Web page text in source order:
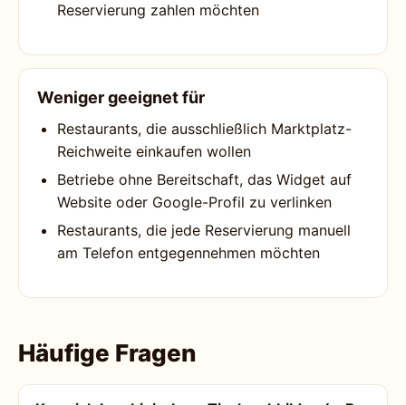
Reservierung zahlen möchten
Weniger geeignet für
Restaurants, die ausschließlich Marktplatz-
Reichweite einkaufen wollen
Betriebe ohne Bereitschaft, das Widget auf
Website oder Google-Profil zu verlinken
Restaurants, die jede Reservierung manuell
am Telefon entgegennehmen möchten
Häufige Fragen